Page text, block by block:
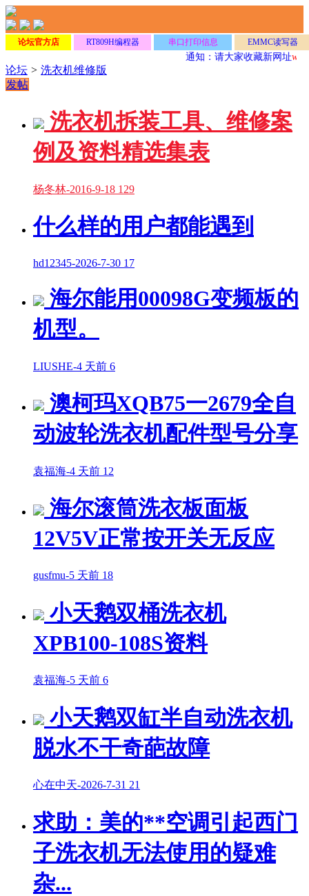
论坛官方店 RT809H编程器 串口打印信息 EMMC读写器
通知：请大家收藏新网址
论坛 > 洗衣机维修版
发帖
洗衣机拆装工具、维修案
例及资料精选集表
杨冬林-2016-9-18 129
什么样的用户都能遇到
hd12345-2026-7-30 17
海尔能用00098G变频板的
机型。
LIUSHE-4 天前 6
澳柯玛XQB75一2679全自
动波轮洗衣机配件型号分享
袁福海-4 天前 12
海尔滚筒洗衣板面板
12V5V正常按开关无反应
gusfmu-5 天前 18
小天鹅双桶洗衣机
XPB100-108S资料
袁福海-5 天前 6
小天鹅双缸半自动洗衣机
脱水不干奇葩故障
心在中天-2026-7-31 21
求助：美的**空调引起西门
子洗衣机无法使用的疑难
杂...